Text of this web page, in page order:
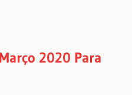
2020 Para